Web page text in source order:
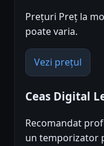
Prețuri Preț la
poate varia.
Vezi prețul
Ceas Digital
Recomandat
un temporizator